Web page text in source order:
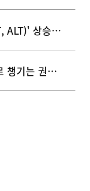
건강검진 결과표 '간 수치(AST, ALT)' 상승, 일상에서 꼭 확인해야 할 3가지 관리법
19세 이상 성인 주목! 시기별로 챙기는 권장 예방접종 3가지 가이드